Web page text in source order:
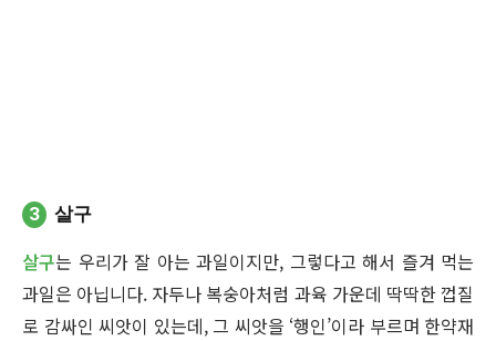
3 살구
살구는 우리가 잘 아는 과일이지만, 그렇다고 해서 즐겨 먹는
과일은 아닙니다. 자두나 복숭아처럼 과육 가운데 딱딱한 껍질
로 감싸인 씨앗이 있는데, 그 씨앗을 ‘행인’이라 부르며 한약재